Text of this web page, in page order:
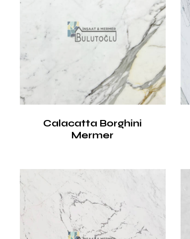
Calacatta Borghini
Mermer